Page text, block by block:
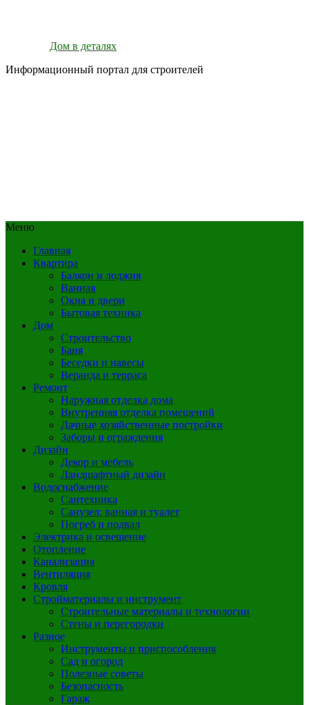
Дом в деталях
Информационный портал для строителей
Меню
Главная
Квартира
Балкон и лоджия
Ванная
Окна и двери
Бытовая техника
Дом
Строительство
Баня
Беседки и навесы
Веранда и терраса
Ремонт
Наружная отделка дома
Внутренняя отделка помещений
Дачные хозяйственные постройки
Заборы и ограждения
Дизайн
Декор и мебель
Ландшафтный дизайн
Водоснабжение
Сантехника
Санузел: ванная и туалет
Погреб и подвал
Электрика и освещение
Отопление
Канализация
Вентиляция
Кровля
Стройматериалы и инструмент
Строительные материалы и технологии
Стены и перегородки
Разное
Инструменты и приспособления
Сад и огород
Полезные советы
Безопасность
Гараж